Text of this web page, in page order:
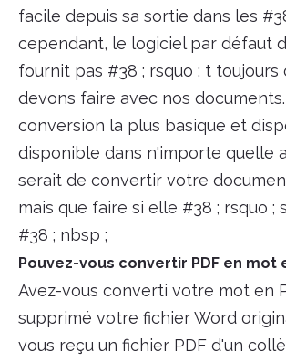
facile depuis sa sortie dans les
cependant, le logiciel par défaut
fournit pas #38 ; rsquo ; t toujours
devons faire avec nos
conversion la plus basique et
disponible dans n'importe quelle
serait de convertir votre
mais que faire si elle #38 ; rsquo ;
#38 ; nbsp ;
Pouvez-vous convertir PDF en mot
Avez-vous converti votre mot en
supprimé votre fichier Word
vous reçu un fichier PDF d'un